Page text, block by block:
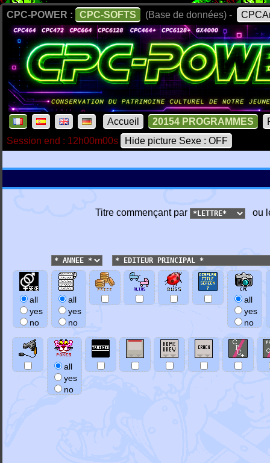
CPC-POWER : CPC-SOFTS (Base de données) -
Accueil 20154 PROGRAMMES
Session end : 12h00m00s
Hide picture Sexe : OFF
Titre commençant par ou
all
yes
no
all
yes
no
all
yes
no
all
yes
no